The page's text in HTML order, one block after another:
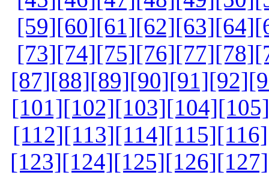
[59][60][61][62][63][64]
[73][74][75][76][77][78]
[87][88][89][90][91][92]
[101][102][103][104][105]
[112][113][114][115][116]
[123][124][125][126][127]